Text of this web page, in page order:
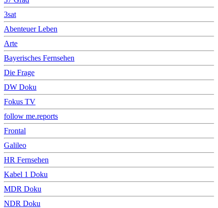
3sat
Abenteuer Leben
Arte
Bayerisches Fernsehen
Die Frage
DW Doku
Fokus TV
follow me.reports
Frontal
Galileo
HR Fernsehen
Kabel 1 Doku
MDR Doku
NDR Doku